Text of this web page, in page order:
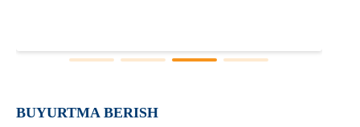
BUYURTMA BERISH